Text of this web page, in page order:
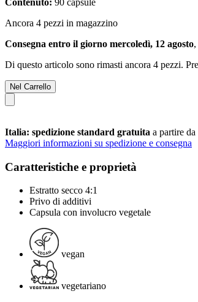
Ancora 4 pezzi in magazzino
Consegna entro il giorno mercoledì, 12 agosto
Di questo articolo sono rimasti ancora 4 pezzi.
Nel Carrello
Italia: spedizione standard gratuita a partire
Maggiori informazioni su spedizione e consegna
Caratteristiche e proprietà
Estratto secco 4:1
Privo di additivi
Capsula con involucro vegetale
vegan
vegetariano